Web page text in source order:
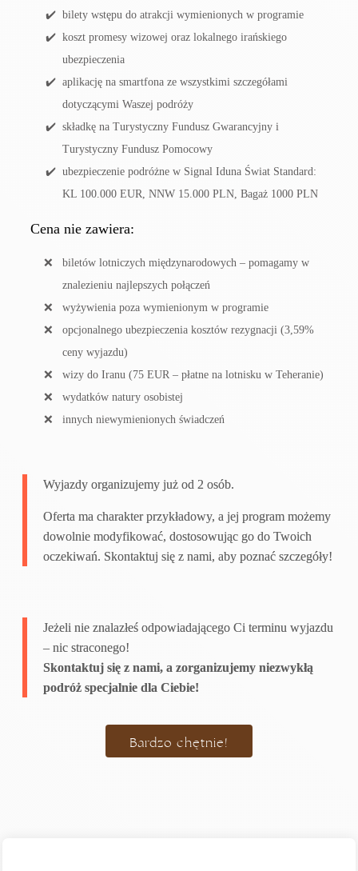
bilety wstępu do atrakcji wymienionych w programie
koszt promesy wizowej oraz lokalnego irańskiego
ubezpieczenia
aplikację na smartfona ze wszystkimi szczegółami
dotyczącymi Waszej podróży
składkę na Turystyczny Fundusz Gwarancyjny i
Turystyczny Fundusz Pomocowy
ubezpieczenie podróżne w Signal Iduna Świat Standard:
KL 100.000 EUR, NNW 15.000 PLN, Bagaż 1000 PLN
Cena nie zawiera:
biletów lotniczych międzynarodowych – pomagamy w
znalezieniu najlepszych połączeń
wyżywienia poza wymienionym w programie
opcjonalnego ubezpieczenia kosztów rezygnacji (3,59%
ceny wyjazdu)
wizy do Iranu (75 EUR – płatne na lotnisku w Teheranie)
wydatków natury osobistej
innych niewymienionych świadczeń
Wyjazdy organizujemy już od 2 osób.
Oferta ma charakter przykładowy, a jej program możemy
dowolnie modyfikować, dostosowując go do Twoich
oczekiwań. Skontaktuj się z nami, aby poznać szczegóły!
Jeżeli nie znalazłeś odpowiadającego Ci terminu wyjazdu
– nic straconego!
Skontaktuj się z nami, a zorganizujemy niezwykłą
podróż specjalnie dla Ciebie!
Bardzo chętnie!